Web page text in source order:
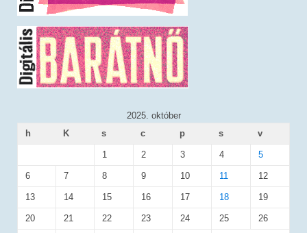
2025. október
h
K s c p s v
1 2 3 4 5
6 7 8 9 10 11 12
13 14 15 16 17 18 19
20 21 22 23 24 25 26